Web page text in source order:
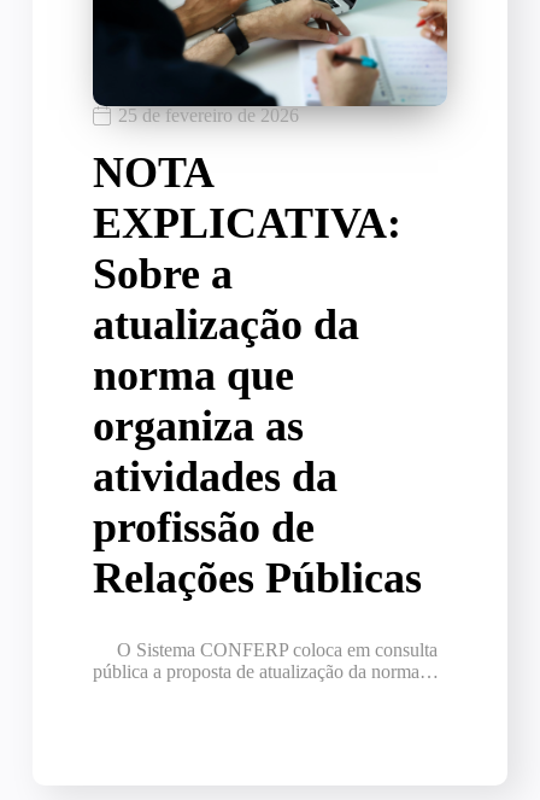
25 de fevereiro de 2026
NOTA
EXPLICATIVA:
Sobre a
atualização da
norma que
organiza as
atividades da
profissão de
Relações Públicas
O Sistema CONFERP coloca em consulta
pública a proposta de atualização da norma…